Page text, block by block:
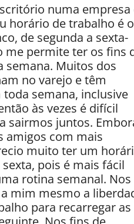
numa empresa
horário de trabalho é o
de segunda a sexta-
me permite ter os fins
semana. Muitos dos
no varejo e têm
semana, inclusive
às vezes é difícil
sairmos juntos.
amigos com mais
muito ter um
pois é mais fácil
rotina semanal. Nos
mim mesmo a
para recarregar as